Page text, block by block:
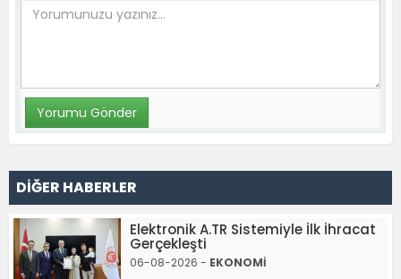
DİĞER HABERLER
Elektronik A.TR Sistemiyle İlk İhracat
Gerçekleşti
06-08-2026 - EKONOMİ